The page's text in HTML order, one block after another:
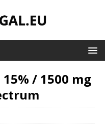
/ 1500 mg